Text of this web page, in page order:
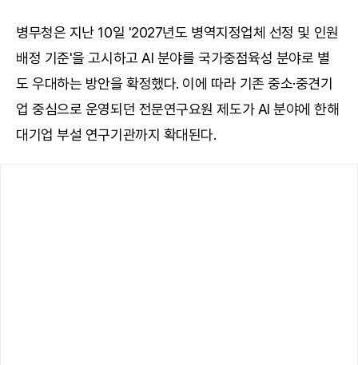
병무청은 지난 10일 '2027년도 병역지정업체 선정 및 인원
배정 기준'을 고시하고 AI 분야를 국가중점육성 분야로 별
도 우대하는 방안을 확정했다. 이에 따라 기존 중소·중견기
업 중심으로 운영되던 전문연구요원 제도가 AI 분야에 한해
대기업 부설 연구기관까지 확대된다.